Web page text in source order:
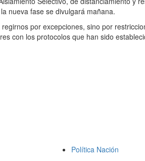
nueva fase se divulgará mañana.
por excepciones, sino por
con los protocolos que han sido
Política Nación